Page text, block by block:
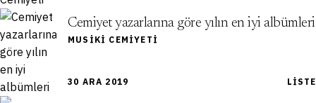
30 ARA 2019
Cemiyet yazarlarına göre yılın en iyi albümleri
MUSIKI CEMIYETI
LISTE